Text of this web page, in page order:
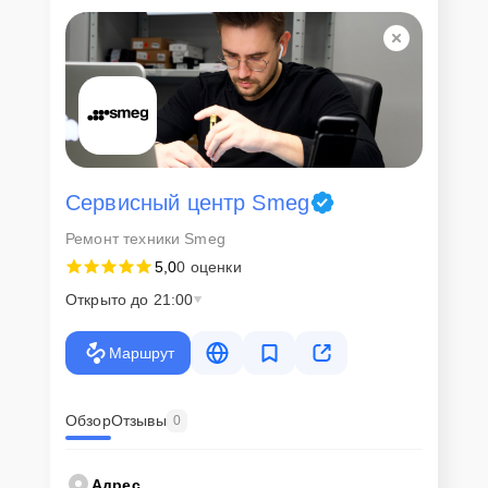
Для всех клиентов действуют демократичные и фиксированные
цены. Конечная стоимость работ обсуждается с клиентом и не в
коем случае не может измениться в процессе работ. Сервис не
навязывает клиентам дополнительные услуги и не
предусматривает скрытые платежи. Рассчитать предварительную
стоимость ремонта можно с помощью нашегоКалькулятора
Скорость диагностики и
ремонта
Наша компания ценит время клиентов и понимает важность
оперативного решения любых вопросов. В среднем, ремонт
клиент сможет забрать свой гаджет в этот же день. При
Внимание! Устройство отправляется на ремонт только после
согласования вариантов запчастей и стоимости ремонта с
изменена в процессе или после завершения работ.
Сервисный центр Smeg
Ремонт техники Smeg
5,00 оценки
Открыто до 21:00
Маршрут
ОбзорОтзывы 0
Адрес